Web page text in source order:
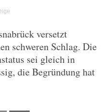
versetzt
schweren Schlag. Die
sei gleich in
die Begründung hat